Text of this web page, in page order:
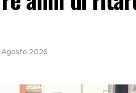
Agosto 2026